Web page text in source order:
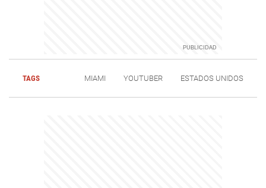
TAGS MIAMI YOUTUBER ESTADOS UNIDOS